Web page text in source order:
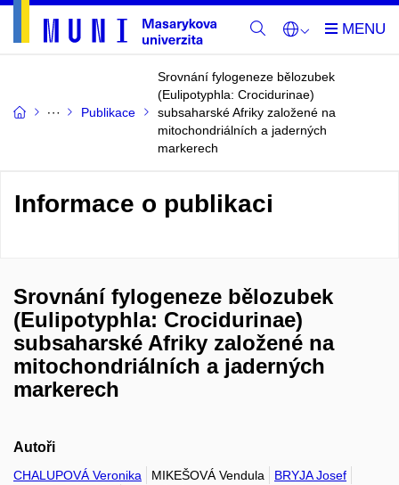
Publikace
Srovnání fylogeneze bělozubek
(Eulipotyphla: Crocidurinae)
subsaharské Afriky založené na
mitochondriálních a jaderných
markerech
Informace o publikaci
Srovnání fylogeneze bělozubek
(Eulipotyphla: Crocidurinae)
subsaharské Afriky založené na
mitochondriálních a jaderných
markerech
Autoři
CHALUPOVÁ Veronika MIKEŠOVÁ Vendula
BRYJA Josef